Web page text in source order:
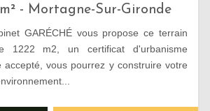
m² - Mortagne-Sur-Gironde
GARÉCHÉ vous propose ce terrain
1222 m2, un certificat d'urbanisme
accepté, vous pourrez y construire votre